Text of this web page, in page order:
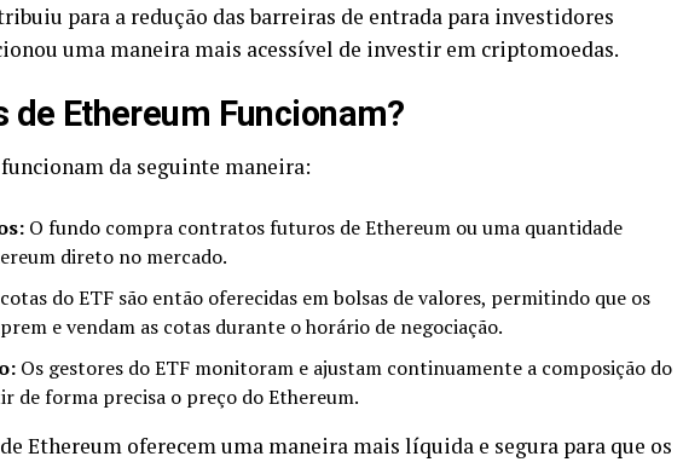
para a redução das barreiras de entrada para investidores
uma maneira mais acessível de investir em criptomoedas.
de Ethereum Funcionam?
da seguinte maneira:
O fundo compra contratos futuros de Ethereum ou uma quantidade
direto no mercado.
do ETF são então oferecidas em bolsas de valores, permitindo que os
e vendam as cotas durante o horário de negociação.
Os gestores do ETF monitoram e ajustam continuamente a composição do
de forma precisa o preço do Ethereum.
Ethereum oferecem uma maneira mais líquida e segura para que os